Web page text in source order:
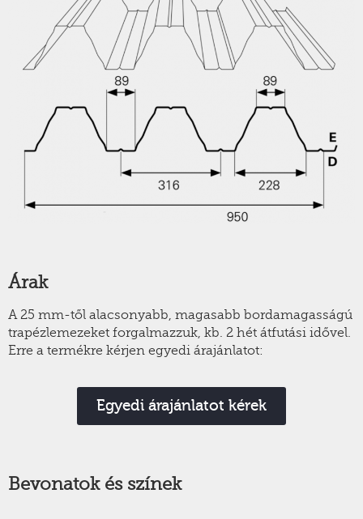
Árak
A 25 mm-től alacsonyabb, magasabb bordamagasságú
trapézlemezeket forgalmazzuk, kb. 2 hét átfutási idővel.
Erre a termékre kérjen egyedi árajánlatot:
Egyedi árajánlatot kérek
Bevonatok és színek